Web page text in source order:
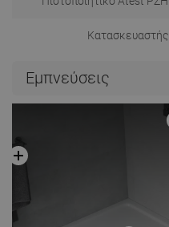
Κατασκευαστής
Εμπνεύσεις